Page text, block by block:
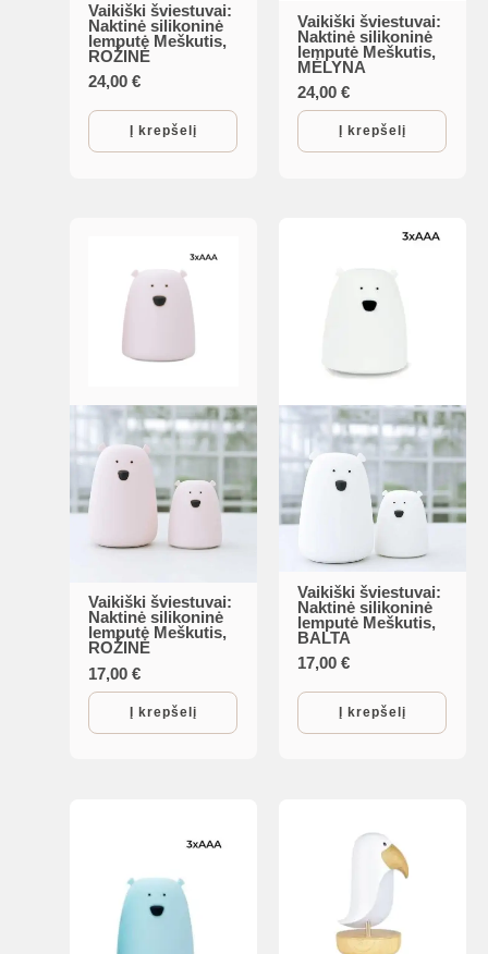
Vaikiški šviestuvai:
Naktinė silikoninė
lemputė Meškutis,
ROŽINĖ
24,00€
Į krepšelį
Vaikiški šviestuvai:
Naktinė silikoninė
lemputė Meškutis,
MĖLYNA
24,00€
Į krepšelį
Vaikiški šviestuvai:
Naktinė silikoninė
lemputė Meškutis,
ROŽINĖ
17,00€
Į krepšelį
Vaikiški šviestuvai:
Naktinė silikoninė
lemputė Meškutis,
BALTA
17,00€
Į krepšelį